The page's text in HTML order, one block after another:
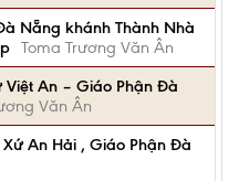
Nẵng khánh Thành Nhà
Toma Trương Văn Ân
Việt An – Giáo Phận Đà
Văn Ân
An Hải , Giáo Phận Đà